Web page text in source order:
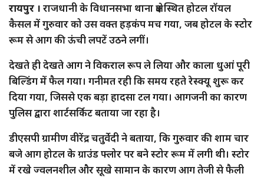
रायपुर । राजधानी के विधानसभा थाना क्षेत्र स्थित होटल रॉयल
कैसल में गुरुवार को उस वक्त हड़कंप मच गया, जब होटल के स्टोर
रूम से आग की ऊंची लपटें उठने लगीं।
देखते ही देखते आग ने विकराल रूप ले लिया और काला धुआं पूरी
बिल्डिंग में फैल गया। गनीमत रही कि समय रहते रेस्क्यू शुरू कर
दिया गया, जिससे एक बड़ा हादसा टल गया। आगजनी का कारण
पुलिस द्वारा शार्टसर्किट बताया जा रहा है।
डीएसपी ग्रामीण वीरेंद्र चतुर्वेदी ने बताया, कि गुरुवार की शाम चार
बजे आग होटल के ग्राउंड फ्लोर पर बने स्टोर रूम में लगी थी। स्टोर
में रखे ज्वलनशील और सूखे सामान के कारण आग तेजी से फैली